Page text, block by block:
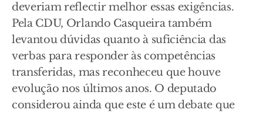
deveriam reflectir melhor essas exigências.
Pela CDU, Orlando Casqueira também
levantou dúvidas quanto à suficiência das
verbas para responder às competências
transferidas, mas reconheceu que houve
evolução nos últimos anos. O deputado
considerou ainda que este é um debate que